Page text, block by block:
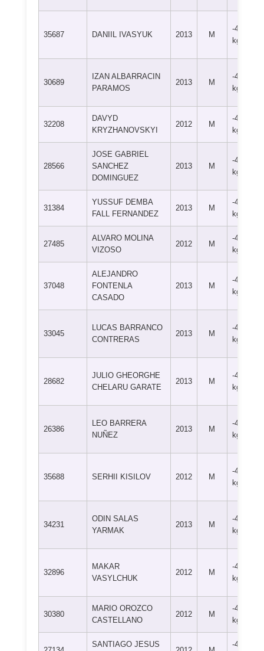
35687 DANIIL IVASYUK 2013 M
-42
kg
30689
IZAN ALBARRACIN
PARAMOS
2013 M
-42
kg
32208
DAVYD
KRYZHANOVSKYI
2012 M
-42
kg
28566
JOSE GABRIEL
SANCHEZ
DOMINGUEZ
2013 M
-46
kg
31384
YUSSUF DEMBA
FALL FERNANDEZ
2013 M
-46
kg
27485
ALVARO MOLINA
VIZOSO
2012 M
-46
kg
37048
ALEJANDRO
FONTENLA
CASADO
2013 M
-46
kg
33045
LUCAS BARRANCO
CONTRERAS
2013 M
-46
kg
28682
JULIO GHEORGHE
CHELARU GARATE
2013 M
-46
kg
26386
LEO BARRERA
NUÑEZ
2013 M
-46
kg
35688 SERHII KISILOV 2012 M
-46
kg
34231
ODIN SALAS
YARMAK
2013 M
-46
kg
32896
MAKAR
VASYLCHUK
2012 M
-46
kg
30380
MARIO OROZCO
CASTELLANO
2012 M
-46
kg
SANTIAGO JESUS -46